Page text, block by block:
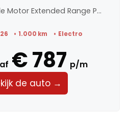
Single Motor Extended Range Plus Black Ed. 82 kWh
1.000 km Electro
€ 787 p/m
de auto →